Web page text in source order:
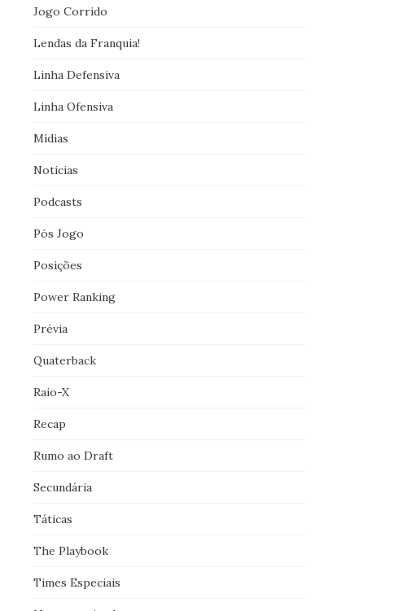
Jogo Corrido
Lendas da Franquia!
Linha Defensiva
Linha Ofensiva
Mídias
Noticias
Podcasts
Pós Jogo
Posições
Power Ranking
Prévia
Quaterback
Raio-X
Recap
Rumo ao Draft
Secundária
Táticas
The Playbook
Times Especiais